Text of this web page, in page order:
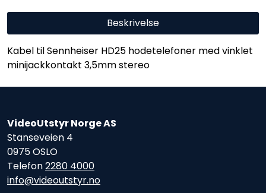
Beskrivelse
Kabel til Sennheiser HD25 hodetelefoner med vinklet
minijackkontakt 3,5mm stereo
VideoUtstyr Norge AS
Stanseveien 4
0975 OSLO
Telefon2280 4000
info@videoutstyr.no